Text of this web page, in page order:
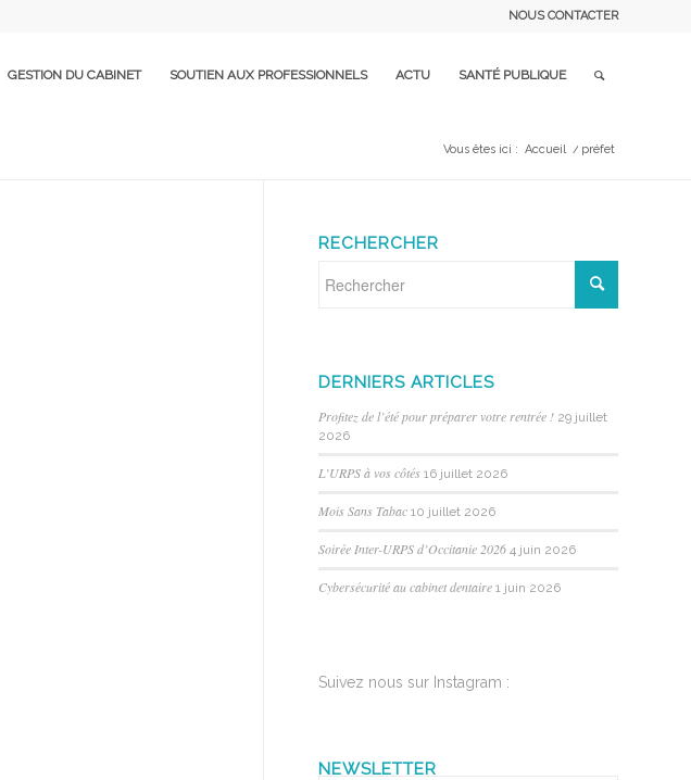
NOUS CONTACTER
GESTION DU CABINET SOUTIEN AUX PROFESSIONNELS ACTU SANTÉ PUBLIQUE
Vous êtes ici : Accueil / préfet
RECHERCHER
DERNIERS ARTICLES
Profitez de l’été pour préparer votre rentrée ! 29 juillet
2026
L’URPS à vos côtés 16 juillet 2026
Mois Sans Tabac 10 juillet 2026
Soirée Inter-URPS d’Occitanie 2026 4 juin 2026
Cybersécurité au cabinet dentaire 1 juin 2026
Suivez nous sur Instagram :
NEWSLETTER